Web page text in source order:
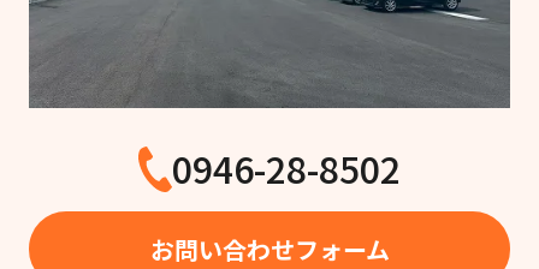
0946-28-8502
お問い合わせフォーム